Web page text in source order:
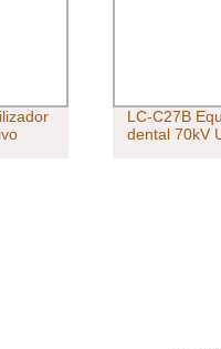
LC-C27B Equipo de rayos X
dental 70kV Unidad